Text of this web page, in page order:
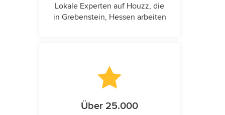
Lokale Experten auf Houzz, die
in Grebenstein, Hessen arbeiten
Über 25.000